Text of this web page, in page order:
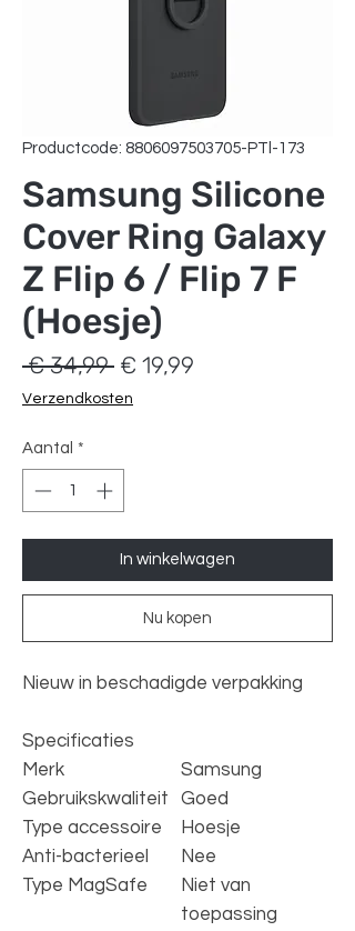
Productcode: 8806097503705-PTl-173
Samsung Silicone
Cover Ring Galaxy
Z Flip 6 / Flip 7 F
(Hoesje)
€ 34,99 Normale
prijs
€ 19,99
Verzendkosten
Aantal *
In winkelwagen
Nu kopen
Nieuw in beschadigde verpakking
Specificaties
Merk
Samsung
Gebruikskwaliteit
Goed
Type accessoire
Hoesje
Anti-bacterieel
Nee
Type MagSafe
Niet van
toepassing